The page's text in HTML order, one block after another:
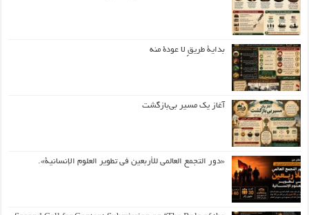
بداية طريقٍ لا عودة منه
آغاز یک مسیر بی‌بازگشت
«دور التجمع العالمي للأربعين في تطوير العلوم الإنسانية».